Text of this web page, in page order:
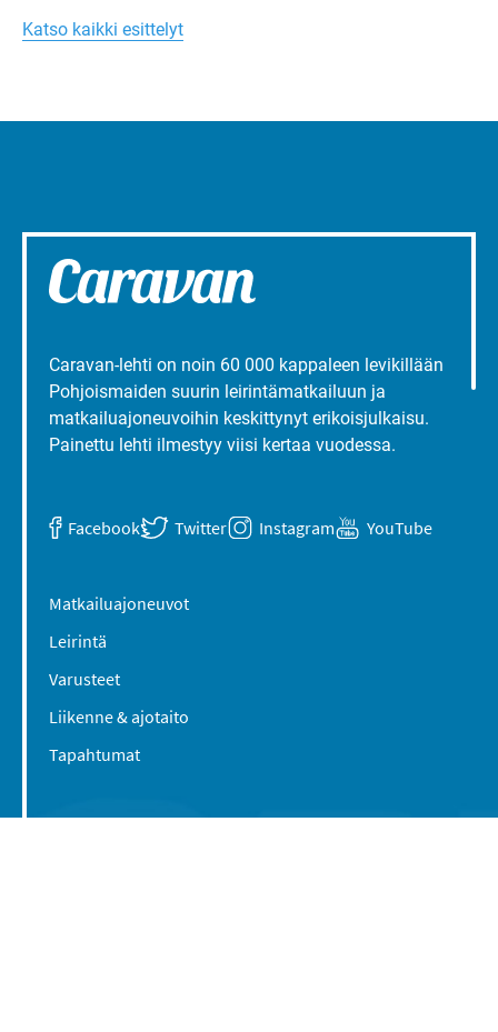
Turun
liepeillä
Katso kaikki esittelyt
Caravan-lehti on noin 60 000 kappaleen levikillään
Pohjoismaiden suurin leirintämatkailuun ja
matkailuajoneuvoihin keskittynyt erikoisjulkaisu.
Painettu lehti ilmestyy viisi kertaa vuodessa.
Facebook Twitter Instagram YouTube
Matkailuajoneuvot
Leirintä
Varusteet
Liikenne & ajotaito
Tapahtumat